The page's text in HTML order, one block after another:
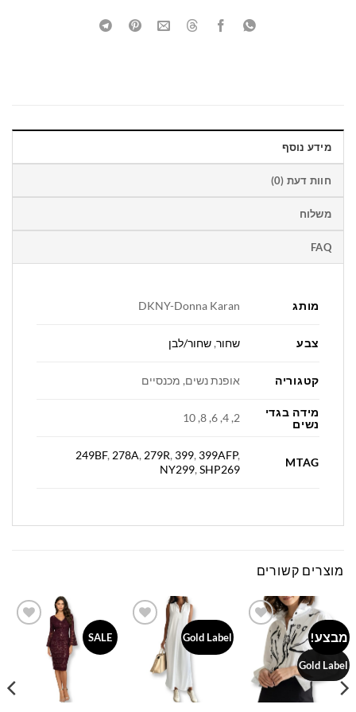
מידע נוסף
חוות דעת (0)
משלוח
FAQ
מותג DKNY-Donna Karan
צבע שחור,שחור/לבן
קטגוריה אופנת נשים, מכנסיים
מידה בגדי
נשים
2, 4, 6, 8, 10
MTAG
249BF, 278A, 279R, 399, 399AFP,
NY299, SHP269
מוצרים קשורים
מבצע!
Gold Label
Add to
wishlist
Gold Label
SALE